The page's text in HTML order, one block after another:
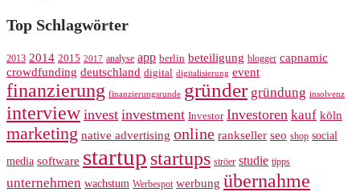
Top Schlagwörter
2013 2014 2015 2017 analyse app berlin beteiligung blogger capnamic
crowdfunding deutschland digital digitalisierung event
finanzierung finanzierungsrunde gründer gründung insolvenz
interview invest investment Investor Investoren kauf köln
marketing native advertising online rankseller seo shop social
media software startup startups ströer studie tipps
unternehmen wachstum Werbespot werbung übernahme